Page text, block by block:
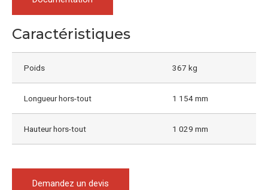
Caractéristiques
Poids 367 kg
Longueur hors-tout 1 154 mm
Hauteur hors-tout 1 029 mm
Demandez un devis